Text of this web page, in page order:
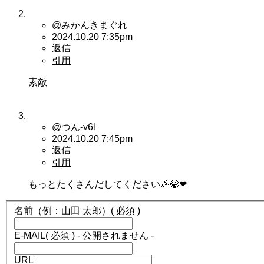
@みかんきまぐれ
2024.10.20 7:35pm
返信
引用
素敵
@つん-v6l
2024.10.20 7:45pm
返信
引用
もっとたくさんだしてください🎉😂❤
名前（例：山田 太郎） ( 必須 )
E-MAIL( 必須 ) - 公開されません -
URL